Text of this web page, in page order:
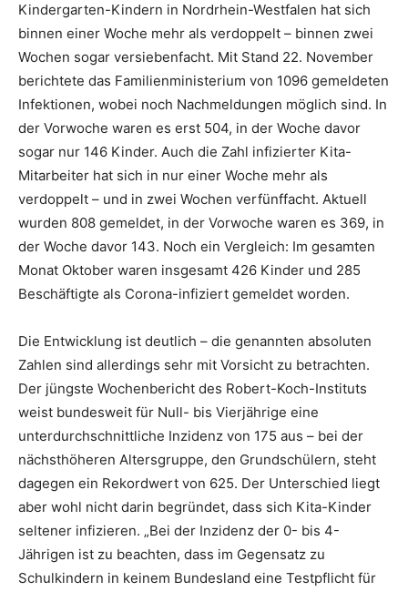
Kindergarten-Kindern in Nordrhein-Westfalen hat sich
binnen einer Woche mehr als verdoppelt – binnen zwei
Wochen sogar versiebenfacht. Mit Stand 22. November
berichtete das Familienministerium von 1096 gemeldeten
Infektionen, wobei noch Nachmeldungen möglich sind. In
der Vorwoche waren es erst 504, in der Woche davor
sogar nur 146 Kinder. Auch die Zahl infizierter Kita-
Mitarbeiter hat sich in nur einer Woche mehr als
verdoppelt – und in zwei Wochen verfünffacht. Aktuell
wurden 808 gemeldet, in der Vorwoche waren es 369, in
der Woche davor 143. Noch ein Vergleich: Im gesamten
Monat Oktober waren insgesamt 426 Kinder und 285
Beschäftigte als Corona-infiziert gemeldet worden.
Die Entwicklung ist deutlich – die genannten absoluten
Zahlen sind allerdings sehr mit Vorsicht zu betrachten.
Der jüngste Wochenbericht des Robert-Koch-Instituts
weist bundesweit für Null- bis Vierjährige eine
unterdurchschnittliche Inzidenz von 175 aus – bei der
nächsthöheren Altersgruppe, den Grundschülern, steht
dagegen ein Rekordwert von 625. Der Unterschied liegt
aber wohl nicht darin begründet, dass sich Kita-Kinder
seltener infizieren. „Bei der Inzidenz der 0- bis 4-
Jährigen ist zu beachten, dass im Gegensatz zu
Schulkindern in keinem Bundesland eine Testpflicht für